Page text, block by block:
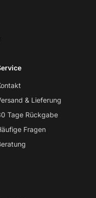
& Lieferung
Tage Rückgabe
Fragen